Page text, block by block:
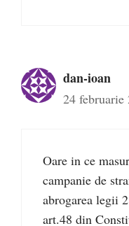
dan-ioan
24
Oare in ce
campanie de
abrogarea legii
art.48 din